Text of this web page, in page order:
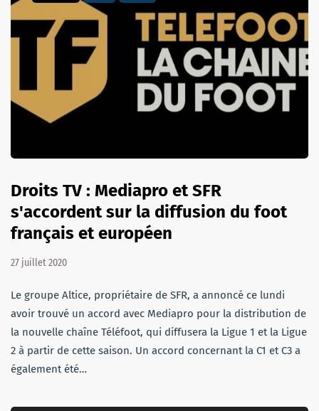
Droits TV : Mediapro et SFR
s'accordent sur la diffusion du foot
français et européen
27 juillet 2020
Le groupe Altice, propriétaire de SFR, a annoncé ce lundi
avoir trouvé un accord avec Mediapro pour la distribution de
la nouvelle chaîne Téléfoot, qui diffusera la Ligue 1 et la Ligue
2 à partir de cette saison. Un accord concernant la C1 et C3 a
également été…